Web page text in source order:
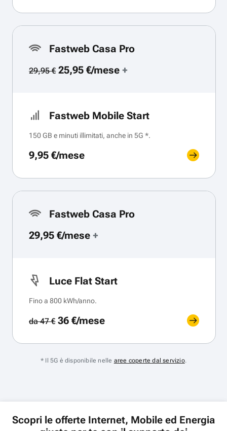
Fastweb Casa Pro
29,95 €25,95 €/mese+
Fastweb Mobile Start
150 GB e minuti illimitati, anche in 5G *.
9,95 €/mese
Fastweb Casa Pro
29,95 €/mese +
Luce Flat Start
Fino a 800 kWh/anno.
da 47 €36 €/mese
* Il 5G è disponibile nelle aree coperte dal servizio.
Scopri le offerte Internet, Mobile ed Energia